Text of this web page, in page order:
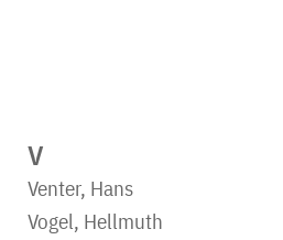
V
Venter, Hans
Vogel, Hellmuth